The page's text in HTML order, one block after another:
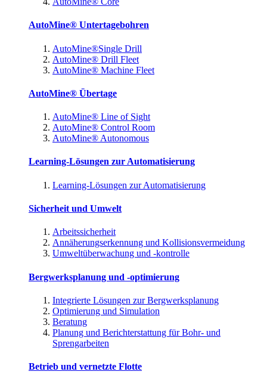
AutoMine® Untertagebohren
AutoMine®Single Drill
AutoMine® Drill Fleet
AutoMine® Machine Fleet
AutoMine® Übertage
AutoMine® Line of Sight
AutoMine® Control Room
AutoMine® Autonomous
Learning-Lösungen zur Automatisierung
Learning-Lösungen zur Automatisierung
Sicherheit und Umwelt
Arbeitssicherheit
Annäherungserkennung und Kollisionsvermeidung
Umweltüberwachung und -kontrolle
Bergwerksplanung und -optimierung
Integrierte Lösungen zur Bergwerksplanung
Optimierung und Simulation
Beratung
Planung und Berichterstattung für Bohr- und
Sprengarbeiten
Betrieb und vernetzte Flotte